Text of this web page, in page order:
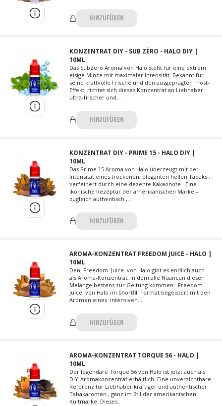
HINZUFÜGEN
KONZENTRAT DIY - SUB ZÉRO - HALO DIY |
10ML
Das SubZero Aroma von Halo steht für eine extrem
eisige Minze mit maximaler Intensität. Bekannt für
seine kraftvolle Frische und den ausgeprägten Frost-
Effekt, richtet sich dieses Konzentrat an Liebhaber
ultra-frischer und...
HINZUFÜGEN
KONZENTRAT DIY - PRIME 15 - HALO DIY |
10ML
Das Prime 15 Aroma von Halo überzeugt mit der
Intensität eines trockenen, eleganten hellen Tabaks ,
verfeinert durch eine dezente Kakaonote . Eine
ikonische Rezeptur der amerikanischen Marke –
zugleich authentisch ,...
HINZUFÜGEN
AROMA-KONZENTRAT FREEDOM JUICE - HALO |
10ML
Den Freedom Juice von Halo gibt es endlich auch
als Aroma-Konzentrat, in dem alle Nuancen dieser
Melange bestens zur Geltung kommen: Freedom
Juice von Halo im Shortfill Format begeistert mit den
Aromen eines intensiven...
HINZUFÜGEN
AROMA-KONZENTRAT TORQUE 56 - HALO |
10ML
Der legendäre Torque 56 von Halo ist jetzt auch als
DIY-Aromakonzentrat erhältlich. Eine unverzichtbare
Referenz für Liebhaber kräftiger und authentischer
Tabakaromen , ganz im Stil der amerikanischen
Kultmarke. Dieses...